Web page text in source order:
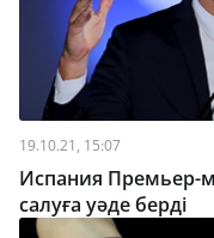
19.10.21, 15:07
Испания Премьер-
салуға уәде берді